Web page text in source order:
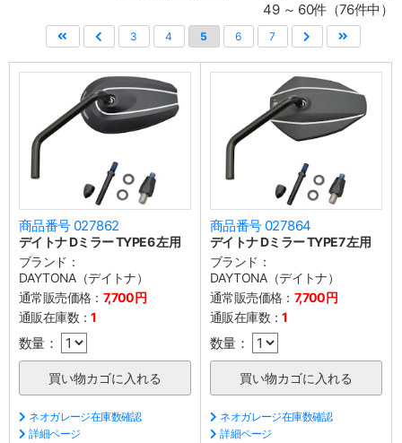
49 ～ 60件（76件中）
3 4 5 6 7
商品番号 027862
デイトナ Dミラー TYPE6 左用
ブランド：
DAYTONA（デイトナ）
通常販売価格： 7,700円
通販在庫数：1
数量：
ネオガレージ在庫数確認
詳細ページ
商品番号 027864
デイトナ Dミラー TYPE7 左用
ブランド：
DAYTONA（デイトナ）
通常販売価格： 7,700円
通販在庫数：1
数量：
ネオガレージ在庫数確認
詳細ページ